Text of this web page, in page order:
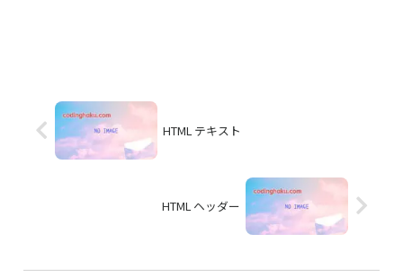
HTML テキスト
HTML ヘッダー